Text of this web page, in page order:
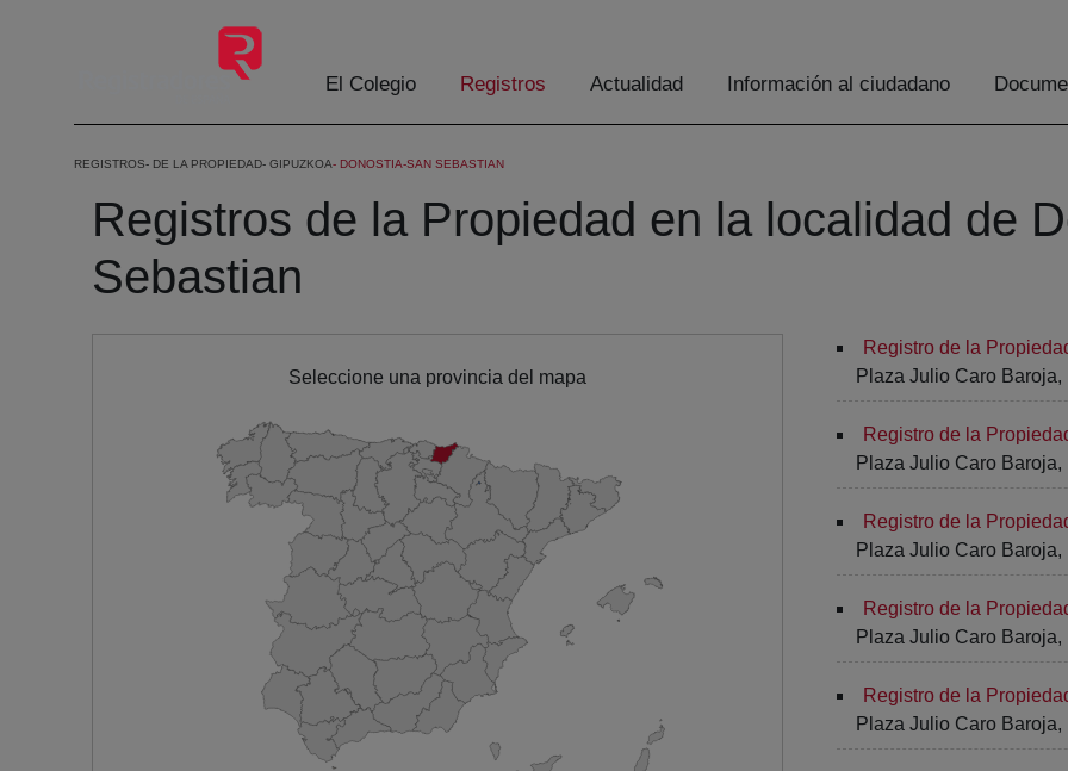
El Colegio Registros Actualidad Información al ciudadano
REGISTROS DE LA PROPIEDAD GIPUZKOA DONOSTIA-SAN SEBASTIAN
Registros de la Propiedad en la localidad de
Sebastian
Seleccione una provincia del mapa
Registro de la
Plaza Julio Caro Baroja,
Registro de la
Plaza Julio Caro Baroja,
Registro de la
Plaza Julio Caro Baroja,
Registro de la
Plaza Julio Caro Baroja,
Registro de la
Plaza Julio Caro Baroja,